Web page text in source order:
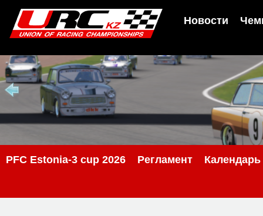
Новости
PFС Estonia-3 cup 2026 Регламент Календарь